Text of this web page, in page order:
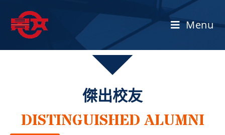
Menu
傑出校友
DISTINGUISHED ALUMNI